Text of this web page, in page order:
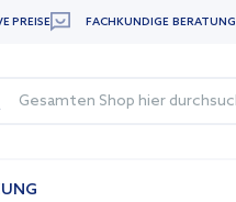
PREISE FACHKUNDIGE BERATUNG